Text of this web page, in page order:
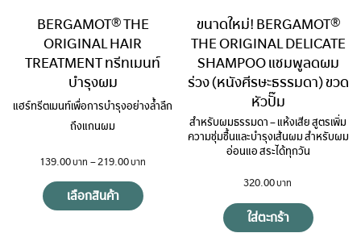
BERGAMOT® THE
ORIGINAL HAIR
TREATMENT ทรีทเมนท์
บำรุงผม
แฮร์ทรีตเมนท์เพื่อการบำรุงอย่างล้ำลึก
ถึงแกนผม
139.00 –219.00
เลือกสินค้า
ขนาดใหม่! BERGAMOT®
THE ORIGINAL DELICATE
SHAMPOO แชมพูลดผม
ร่วง (หนังศีรษะธรรมดา) ขวด
หัวปั๊ม
สำหรับผมธรรมดา – แห้งเสีย สูตรเพิ่ม
ความชุ่มชื้นและบำรุงเส้นผม สำหรับผม
อ่อนแอ สระได้ทุกวัน
320.00
ใส่ตะกร้า